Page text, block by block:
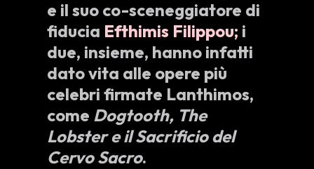
e il suo co-sceneggiatore di
fiducia Efthimis Filippou; i
due, insieme, hanno infatti
dato vita alle opere più
celebri firmate Lanthimos,
come Dogtooth, The
Lobster e il Sacrificio del
Cervo Sacro.